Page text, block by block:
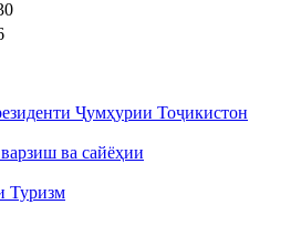
Ҷумҳурии Тоҷикистон
ва сайёҳии
Туризм